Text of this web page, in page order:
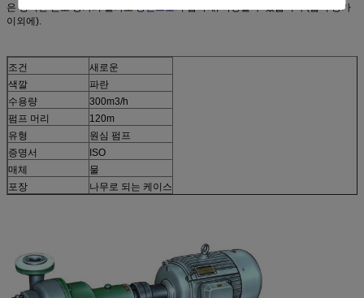
은 경미한 온도 증가의 결과로등엔트로피압축에, 측정될 수 있습니다 (압력 증가
이외에).
조건
새로운
색깔
파란
수용량
300m3/h
펌프 머리
120m
유형
원심 펌프
증명서
ISO
매체
물
포장
나무로 되는 케이스